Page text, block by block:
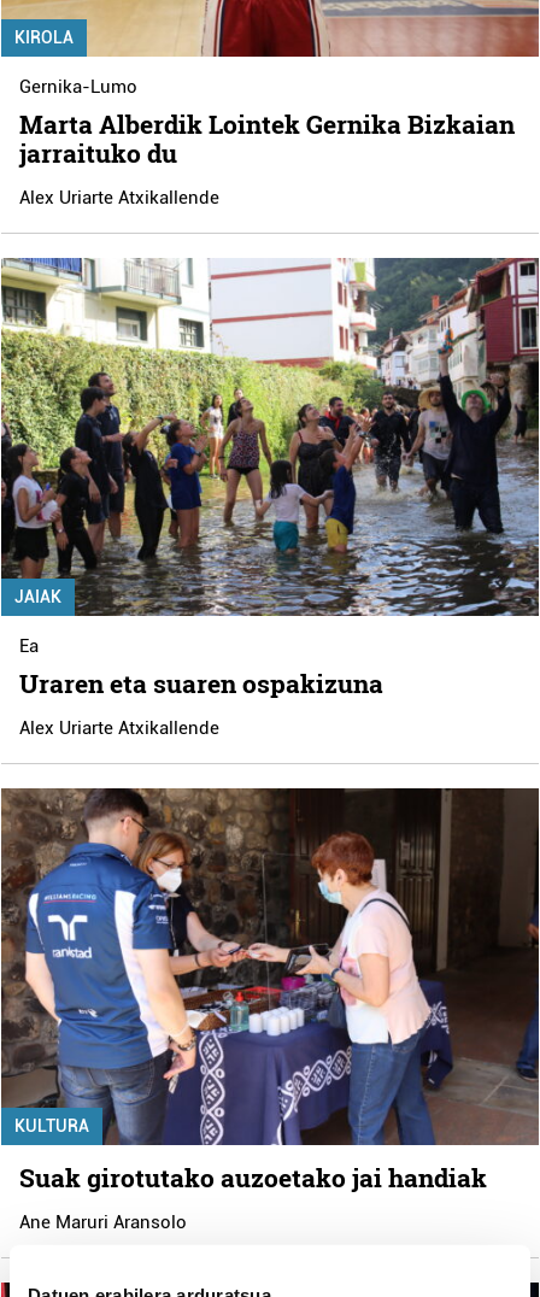
KIROLA
Gernika-Lumo
Marta Alberdik Lointek Gernika Bizkaian
jarraituko du
Alex Uriarte Atxikallende
JAIAK
Ea
Uraren eta suaren ospakizuna
Alex Uriarte Atxikallende
KULTURA
Suak girotutako auzoetako jai handiak
Ane Maruri Aransolo